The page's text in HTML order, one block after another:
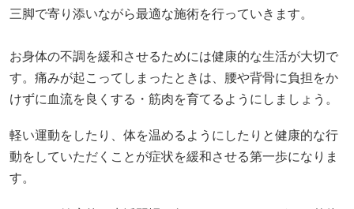
三脚で寄り添いながら最適な施術を行っていきます。
お身体の不調を緩和させるためには健康的な生活が大切で
す。痛みが起こってしまったときは、腰や背骨に負担をか
けずに血流を良くする・筋肉を育てるようにしましょう。
軽い運動をしたり、体を温めるようにしたりと健康的な行
動をしていただくことが症状を緩和させる第一歩になりま
す。